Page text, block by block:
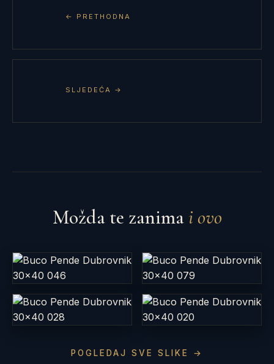
← PRETHODNA
SLJEDEĆA →
Možda te zanima i ovo
POGLEDAJ SVE SLIKE →